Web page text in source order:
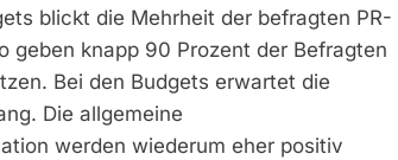
blickt die Mehrheit der befragten PR-
geben knapp 90 Prozent der Befragten
Bei den Budgets erwartet die
Die allgemeine
werden wiederum eher positiv